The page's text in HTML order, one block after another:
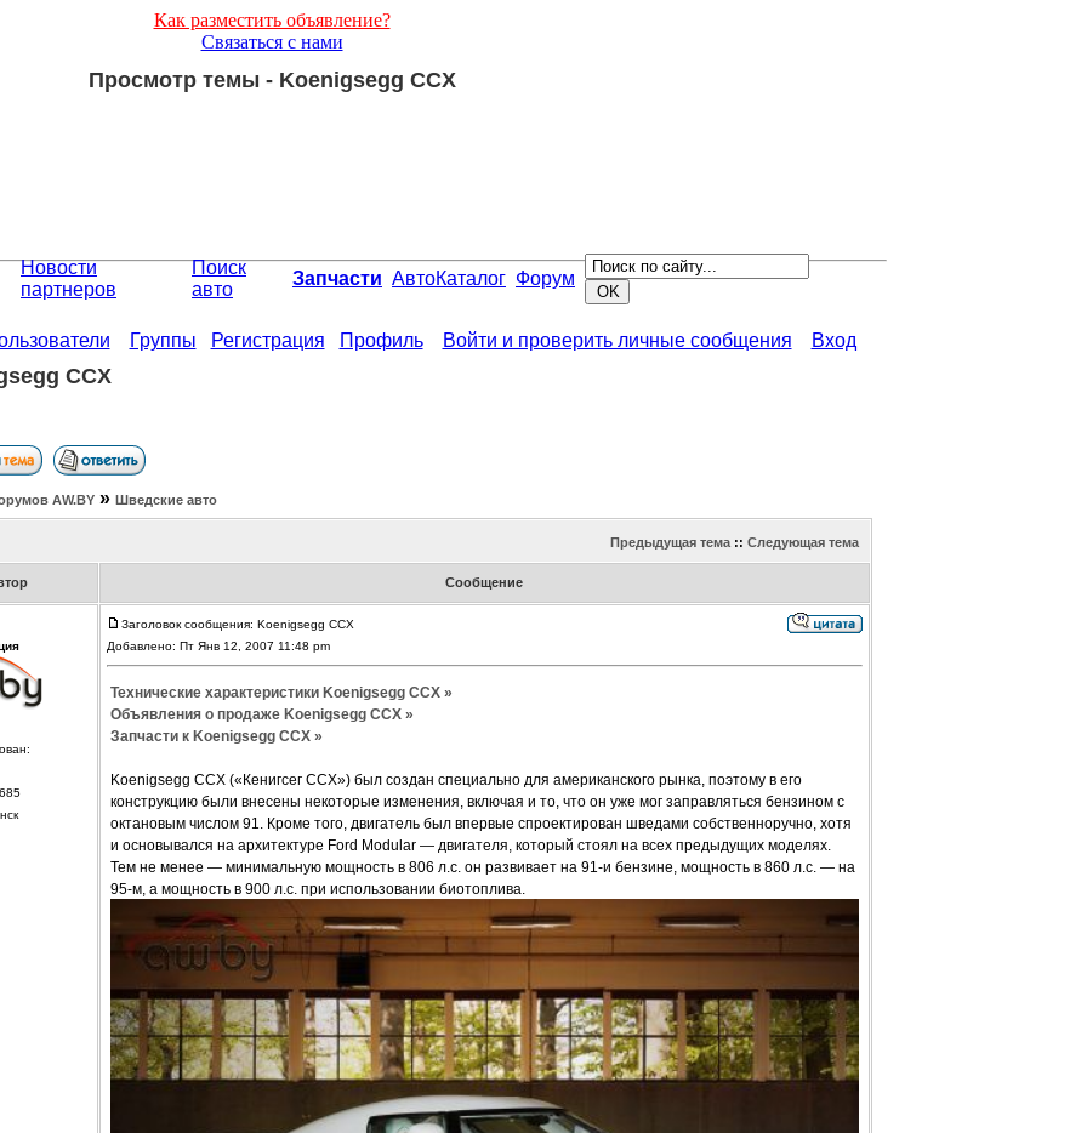
Как разместить объявление?
Связаться с нами
Просмотр темы - Koenigsegg CCX
Новости
партнеров
Поиск
авто
Запчасти АвтоКаталог Форум
Группы Регистрация Профиль Войти и проверить личные сообщения Вход
CCX
АW.BY» Шведские авто
Предыдущая тема:: Следующая тема
Сообщение
Заголовок сообщения: Koenigsegg CCX
Добавлено: Пт Янв 12, 2007 11:48 pm
Технические характеристики Koenigsegg CCX »
Объявления о продаже Koenigsegg CCX »
Запчасти к Koenigsegg CCX »
Koenigsegg CCX («Кенигсег CCX») был создан специально для американского рынка, поэтому в его
конструкцию были внесены некоторые изменения, включая и то, что он уже мог заправляться бензином с
октановым числом 91. Кроме того, двигатель был впервые спроектирован шведами собственноручно, хотя
и основывался на архитектуре Ford Modular — двигателя, который стоял на всех предыдущих моделях.
Тем не менее — минимальную мощность в 806 л.с. он развивает на 91-и бензине, мощность в 860 л.с. — на
95-м, а мощность в 900 л.с. при использовании биотоплива.